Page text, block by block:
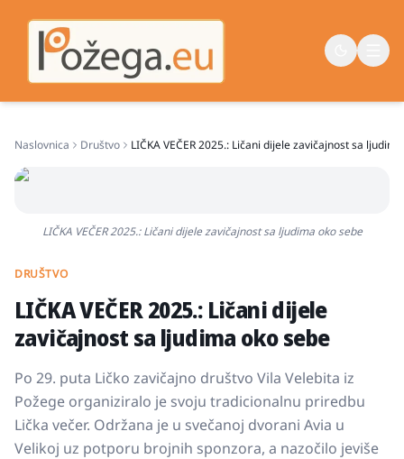
Naslovnica Društvo LIČKA VEČER 2025.: Ličani dijele zavičajnost sa
LIČKA VEČER 2025.: Ličani dijele zavičajnost sa ljudima oko sebe
DRUŠTVO
LIČKA VEČER 2025.: Ličani dijele
zavičajnost sa ljudima oko sebe
Po 29. puta Ličko zavičajno društvo Vila Velebita iz
Požege organiziralo je svoju tradicionalnu priredbu
Lička večer. Održana je u svečanoj dvorani Avia u
Velikoj uz potporu brojnih sponzora, a nazočilo jeviše